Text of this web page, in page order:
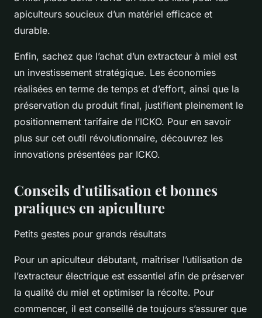
apiculteurs soucieux d’un matériel efficace et
durable.
Enfin, sachez que l’achat d’un extracteur à miel est
un investissement stratégique. Les économies
réalisées en terme de temps et d’effort, ainsi que la
préservation du produit final, justifient pleinement le
positionnement tarifaire de l’ICKO. Pour en savoir
plus sur cet outil révolutionnaire, découvrez les
innovations présentées par ICKO.
Conseils d’utilisation et bonnes
pratiques en apiculture
Petits gestes pour grands résultats
Pour un apiculteur débutant, maîtriser l’utilisation de
l’extracteur électrique est essentiel afin de préserver
la qualité du miel et optimiser la récolte. Pour
commencer, il est conseillé de toujours s’assurer que